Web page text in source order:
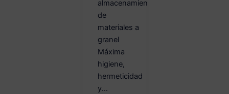
almacenamiento
de
materiales a
granel
Máxima
higiene,
hermeticidad
y...